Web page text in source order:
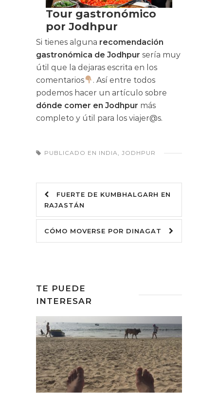
Si tienes alguna recomendación
gastronómica de Jodhpur sería muy
útil que la dejaras escrita en los
comentarios
. Así entre todos
podemos hacer un artículo sobre
dónde comer en Jodhpur más
completo y útil para los viajer@s.
PUBLICADO EN INDIA JODHPUR
FUERTE DE KUMBHALGARH EN
RAJASTÁN
CÓMO MOVERSE POR DINAGAT
TE PUEDE
INTERESAR